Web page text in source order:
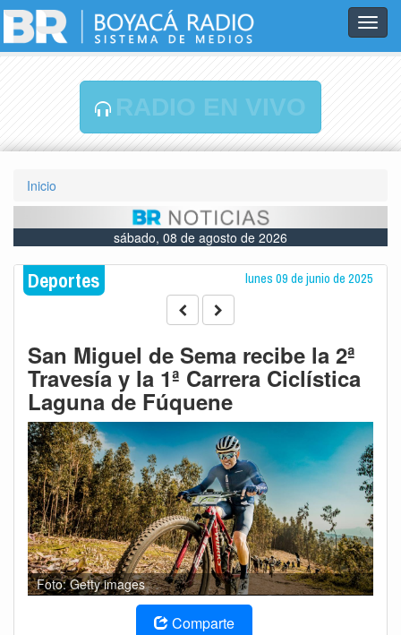
RADIO EN VIVO
Inicio
sábado, 08 de agosto de 2026
Deportes lunes 09 de junio de 2025
San Miguel de Sema recibe la 2ª
Travesía y la 1ª Carrera Ciclística
Laguna de Fúquene
Foto: Getty images
Comparte